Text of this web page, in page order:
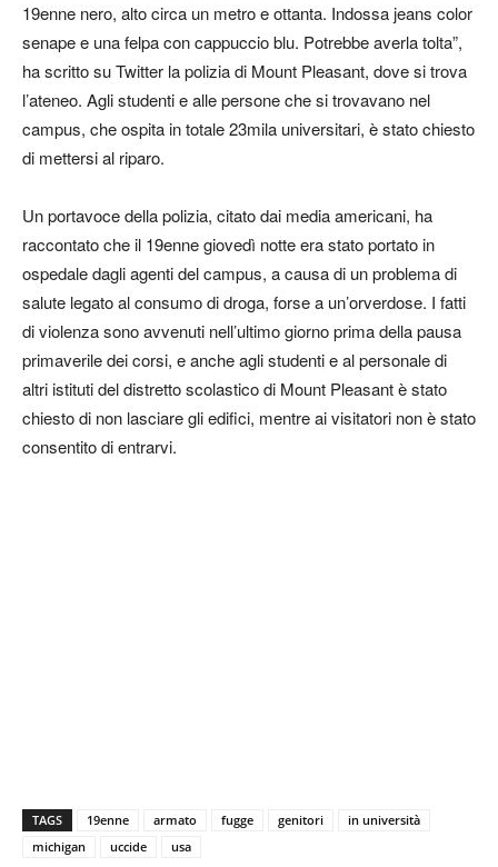
19enne nero, alto circa un metro e ottanta. Indossa jeans color
senape e una felpa con cappuccio blu. Potrebbe averla tolta”,
ha scritto su Twitter la polizia di Mount Pleasant, dove si trova
l’ateneo. Agli studenti e alle persone che si trovavano nel
campus, che ospita in totale 23mila universitari, è stato chiesto
di mettersi al riparo.
Un portavoce della polizia, citato dai media americani, ha
raccontato che il 19enne giovedì notte era stato portato in
ospedale dagli agenti del campus, a causa di un problema di
salute legato al consumo di droga, forse a un’orverdose. I fatti
di violenza sono avvenuti nell’ultimo giorno prima della pausa
primaverile dei corsi, e anche agli studenti e al personale di
altri istituti del distretto scolastico di Mount Pleasant è stato
chiesto di non lasciare gli edifici, mentre ai visitatori non è stato
consentito di entrarvi.
TAGS 19enne armato fugge genitori
in università
michigan
uccide usa